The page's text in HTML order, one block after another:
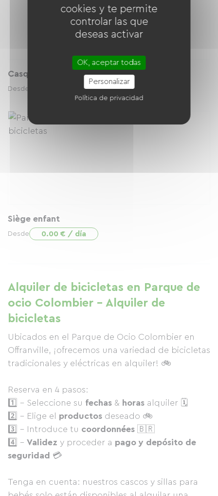
Casque Vélo adulte - Taille M
Desde 0.00 € / día
Siège enfant
Desde 0.00 € / día
Alquiler de bicicletas en Parque de
ocio Colombier - Alquiler de
bicicletas
Ubicados en el Parque de Ocio Colombier en
Offranville, ¡ofrecemos una variedad de bicicletas
tradicionales y eléctricas en alquiler! 🚲
Reserva en 4 pasos:
1️⃣ - Seleccione su fechas & horas alquiler 🗓
2️⃣ - Elige el productos deseado 🚲
3️⃣ - Introduce tu coordonnées 🇧🇷
4️⃣ - Validez y proceder a pago y depósito de
seguridad 💳
Tenga en cuenta: nuestros cascos y sillas para
cookies y te permite
controlar las que
deseas activar
OK, aceptar todas
Personalizar
Política de privacidad